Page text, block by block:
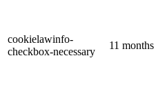
cookielawinfo-
checkbox-necessary
11 months